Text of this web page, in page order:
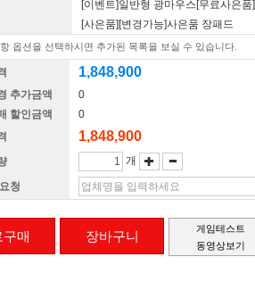
[이벤트]일반형 광마우스[무료사은품]
[사은품][변경가능]사은품 장패드
옵션을 선택하시면 추가된 목록을 보실 수 있습니다.
1,848,900
추가금액
0
할인금액
0
1,848,900
개
청
구매 장바구니
게임테스트
동영상보기